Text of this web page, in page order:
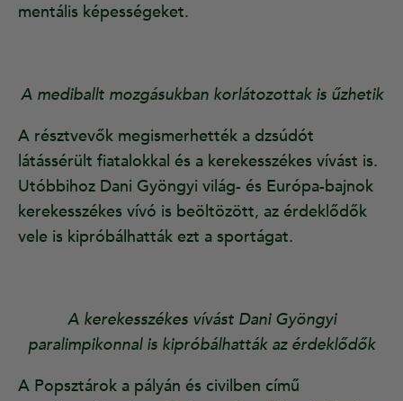
mentális képességeket.
A mediballt mozgásukban korlátozottak is űzhetik
A résztvevők megismerhették a dzsúdót
látássérült fiatalokkal és a kerekesszékes vívást is.
Utóbbihoz Dani Gyöngyi világ- és Európa-bajnok
kerekesszékes vívó is beöltözött, az érdeklődők
vele is kipróbálhatták ezt a sportágat.
A kerekesszékes vívást Dani Gyöngyi
paralimpikonnal is kipróbálhatták az érdeklődők
A Popsztárok a pályán és civilben című